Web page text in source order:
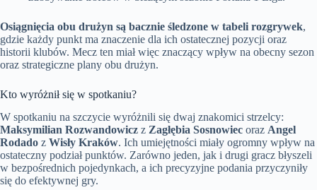
Osiągnięcia obu drużyn są bacznie śledzone w tabeli rozgrywek,
gdzie każdy punkt ma znaczenie dla ich ostatecznej pozycji oraz
historii klubów. Mecz ten miał więc znaczący wpływ na obecny sezon
oraz strategiczne plany obu drużyn.
Kto wyróżnił się w spotkaniu?
W spotkaniu na szczycie wyróżnili się dwaj znakomici strzelcy:
Maksymilian Rozwandowicz z Zagłębia Sosnowiec oraz Angel
Rodado z Wisły Kraków. Ich umiejętności miały ogromny wpływ na
ostateczny podział punktów. Zarówno jeden, jak i drugi gracz błyszeli
w bezpośrednich pojedynkach, a ich precyzyjne podania przyczyniły
się do efektywnej gry.